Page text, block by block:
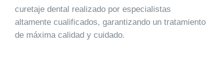
curetaje dental realizado por especialistas
altamente cualificados, garantizando un tratamiento
de máxima calidad y cuidado.